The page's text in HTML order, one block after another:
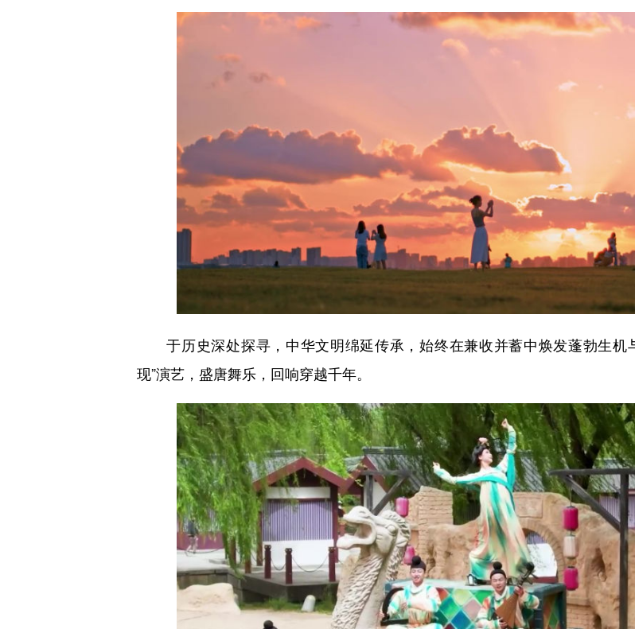
于历史深处探寻，中华文明绵延传承，始终在兼收并蓄中焕发蓬勃生机
现”演艺，盛唐舞乐，回响穿越千年。